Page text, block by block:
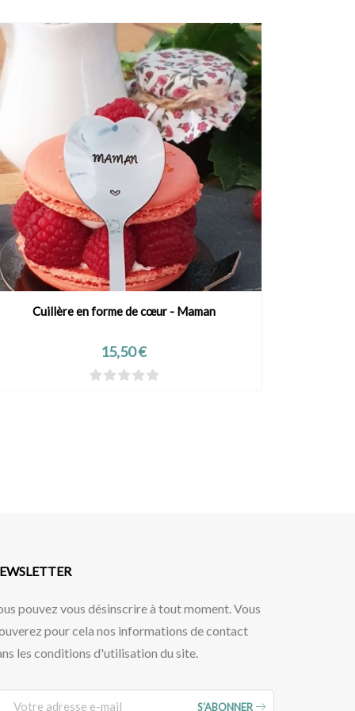
Cuillère en forme de cœur - Maman
Prix
15,50 €
pouvez vous désinscrire à tout moment. Vous
pour cela nos informations de contact
les conditions d'utilisation du site.
S’ABONNER